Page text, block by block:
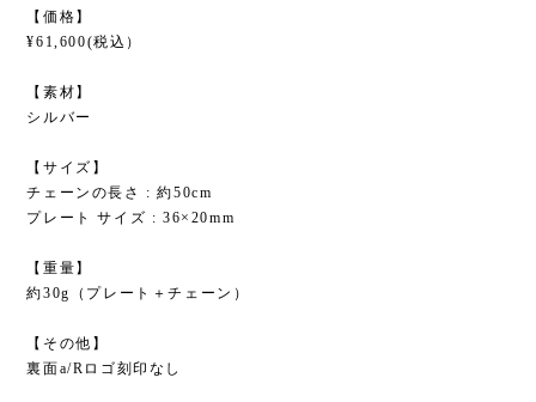
【価格】
¥61,600(税込）
【素材】
シルバー
【サイズ】
チェーンの長さ : 約50cm
プレート サイズ : 36×20mm
【重量】
約30g（プレート＋チェーン）
【その他】
裏面a/Rロゴ刻印なし